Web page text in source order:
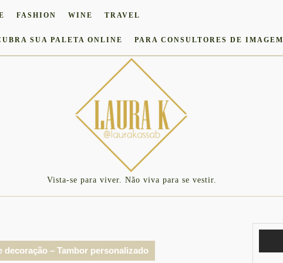
FASHION WINE TRAVEL
SUA PALETA ONLINE PARA CONSULTORES DE IMAGEM
Vista-se para viver. Não viva para se vestir.
decoração – Tambor personalizado